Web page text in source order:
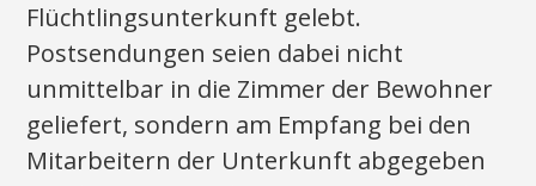
Flüchtlingsunterkunft gelebt.
Postsendungen seien dabei nicht
unmittelbar in die Zimmer der Bewohner
geliefert, sondern am Empfang bei den
Mitarbeitern der Unterkunft abgegeben